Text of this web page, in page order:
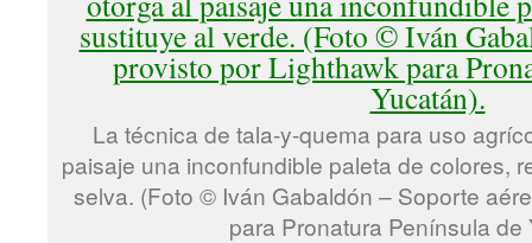
La técnica de tala-y-quema para uso
paisaje una inconfundible paleta de colores,
selva. (Foto © Iván Gabaldón – Soporte
para Pronatura Península de